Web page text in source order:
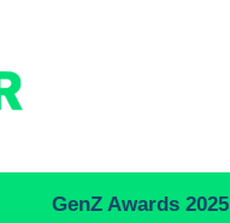
GenZ Awards 2025